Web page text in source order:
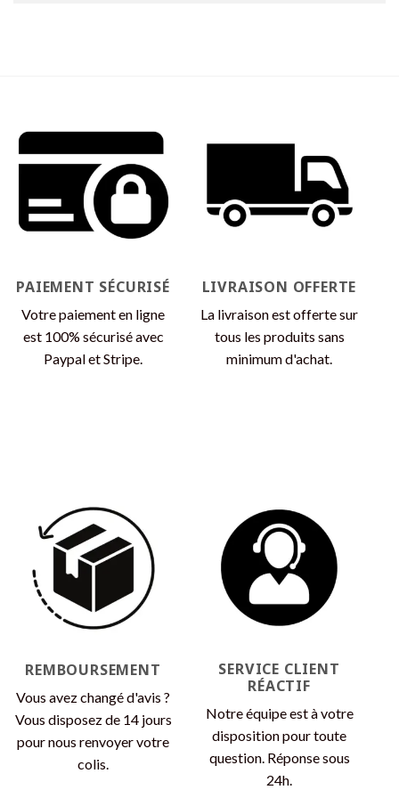
PAIEMENT SÉCURISÉ
Votre paiement en ligne
est 100% sécurisé avec
Paypal et Stripe.
LIVRAISON OFFERTE
La livraison est offerte sur
tous les produits sans
minimum d'achat.
REMBOURSEMENT
Vous avez changé d'avis ?
Vous disposez de 14 jours
pour nous renvoyer votre
colis.
SERVICE CLIENT
RÉACTIF
Notre équipe est à votre
disposition pour toute
question. Réponse sous
24h.